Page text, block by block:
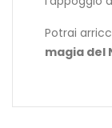
Potrai
magia del